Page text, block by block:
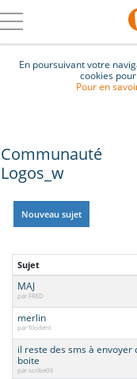
En poursuivant votre
cookies
Pour en
Communauté
Logos_w
Nouveau sujet
Sujet
MAJ
par FRED
merlin
par filodent
il reste des sms à envoyer
boite
par scribe06